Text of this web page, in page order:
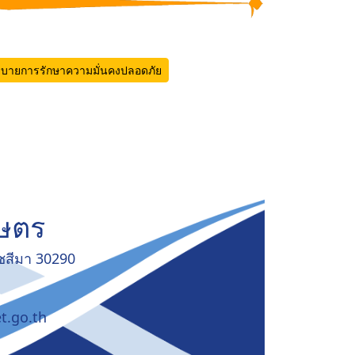
ายการรักษาความมั่นคงปลอดภัย
ตร
มา 30290